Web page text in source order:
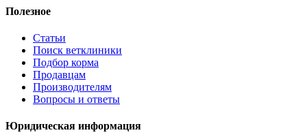
Полезное
Статьи
Поиск ветклиники
Подбор корма
Продавцам
Производителям
Вопросы и ответы
Юридическая информация